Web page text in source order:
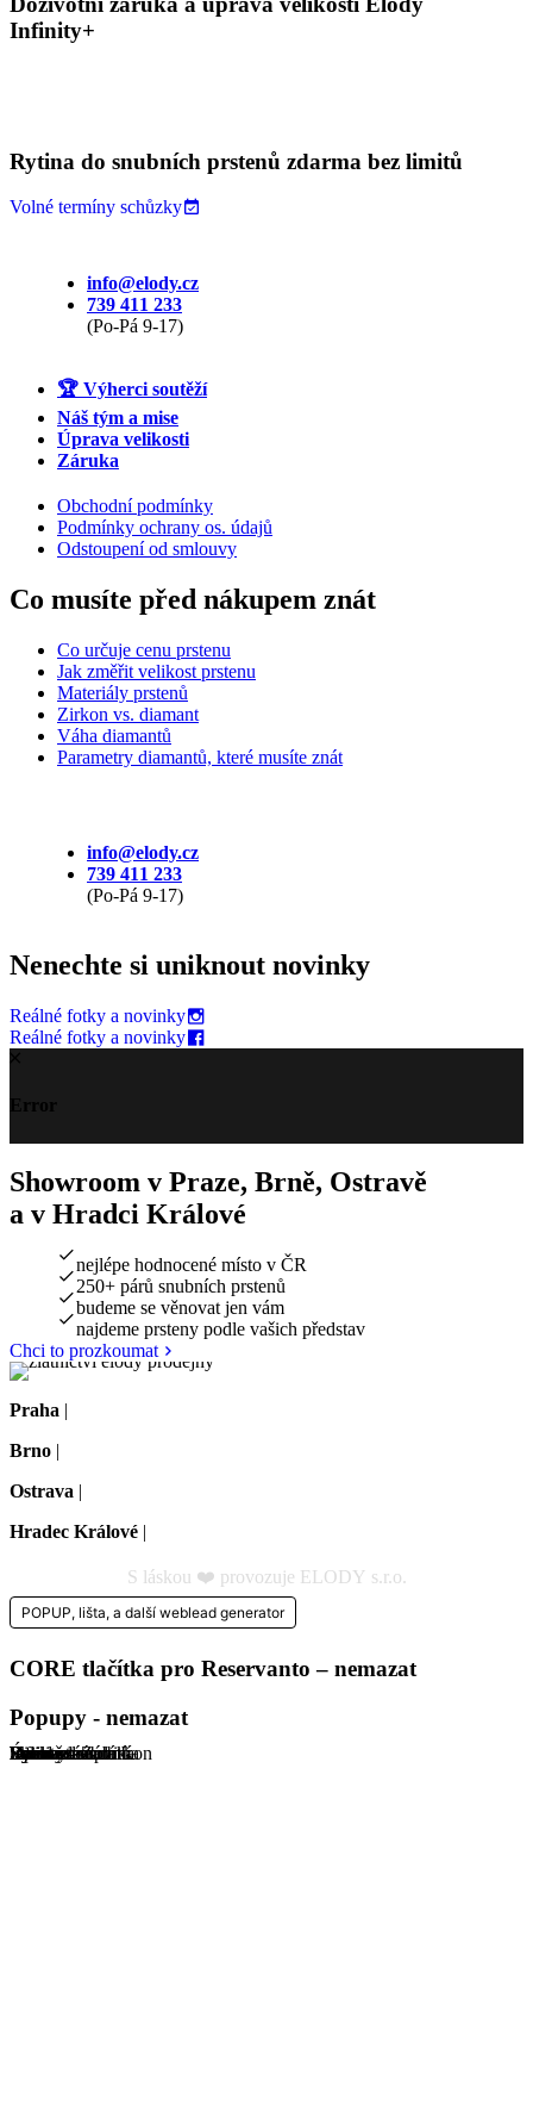
Infinity+
Rytina do snubních prstenů zdarma bez limitů
Volné termíny schůzky
info@elody.cz
739 411 233
(Po-Pá 9-17)
🏆 Výherci soutěží
Náš tým a mise
Úprava velikosti
Záruka
Obchodní podmínky
Podmínky ochrany os. údajů
Odstoupení od smlouvy
Co musíte před nákupem znát
Co určuje cenu prstenu
Jak změřit velikost prstenu
Materiály prstenů
Zirkon vs. diamant
Váha diamantů
Parametry diamantů, které musíte znát
info@elody.cz
739 411 233
(Po-Pá 9-17)
Nenechte si uniknout novinky
Reálné fotky a novinky
Reálné fotky a novinky
Error
Showroom v Praze, Brně, Ostravě
a v Hradci Králové
nejlépe hodnocené místo v ČR
250+ párů snubních prstenů
budeme se věnovat jen vám
najdeme prsteny podle vašich představ
Chci to prozkoumat
Praha |
Brno |
Ostrava |
Hradec Králové |
S láskou ❤️ provozuje ELODY s.r.o.
POPUP, lišta, a další weblead generator
CORE tlačítka pro Reservanto – nemazat
Popupy - nemazat
Rozložená platba
Showroom
Úpravy
Diamant vs. zirkon
Standard Záruka
Velikost-snubní
Infinity
Barva zlata
Rytina-snubní
Rytina-zásnubní